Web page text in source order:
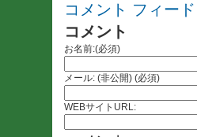
コメント フィード
コメント
お名前:(必須)
メール: (非公開) (必須)
WEBサイトURL: